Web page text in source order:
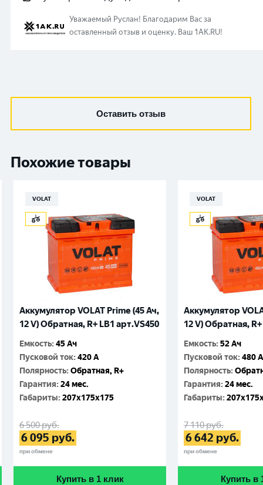
Уважаемый Руслан! Благодарим Вас за
оставленный отзыв и оценку. Ваш 1AK.RU!
Оставить отзыв
Похожие товары
VOLAT
Аккумулятор VOLAT Prime (45 Ач,
12 V) Обратная, R+ LB1 арт.VS450
Емкость:45 Ач
Пусковой ток:420 A
Полярность:Обратная, R+
Гарантия:24 мес.
Габариты:207x175x175
6 500руб.
6 095 руб.
при обмене
Купить в 1 клик
VOLAT
Аккумулятор
12 V) Обратная,
Емкость:52 Ач
Пусковой ток:480 A
Полярность:
Гарантия:24 мес.
Габариты:
7 110руб.
6 642 руб.
при обмене
Купить в